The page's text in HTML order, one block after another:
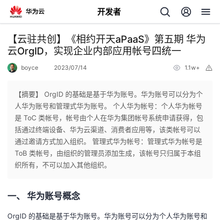
开发者
返
回
个
人
主
我
的
发
【云驻共创】《相约开天aPaaS》第五期 华为
云OrgID，实现企业内部应用帐号四统一
boyce 2023/07/14 1.1w+
【摘要】 OrgID 的基础是基于华为账号。华为账号可以分为个
人华为账号和管理式华为账号。 个人华为帐号：个人华为帐号
是 ToC 类帐号，帐号由个人在华为集团帐号系统申请获得，包
括通过终端设备、华为云渠道、消费者应用等，该类帐号可以
通过邀请方式加入组织。 管理式华为帐号：管理式华为帐号是
ToB 类帐号，由组织的管理员添加生成，该帐号只归属于本组
织所有，不可以加入其他组织。
一、 华为账号概念
OrgID 的基础是基于华为账号。华为账号可以分为个人华为账号和